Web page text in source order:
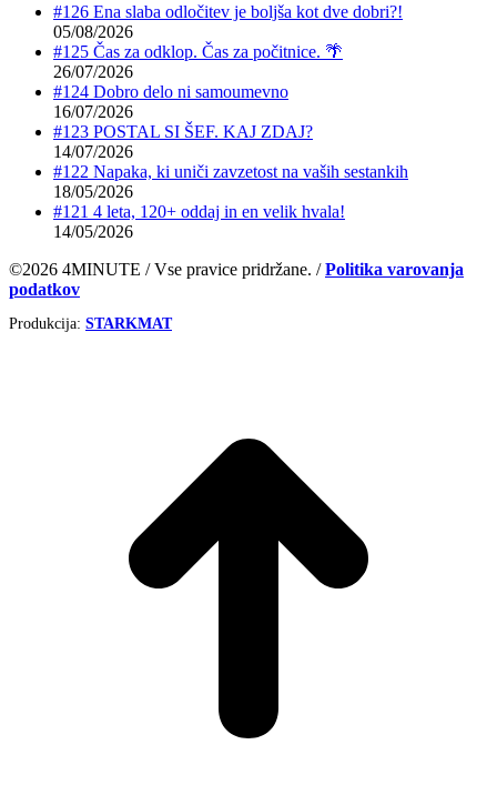
#126 Ena slaba odločitev je boljša kot dve dobri?!
05/08/2026
#125 Čas za odklop. Čas za počitnice. 🌴
26/07/2026
#124 Dobro delo ni samoumevno
16/07/2026
#123 POSTAL SI ŠEF. KAJ ZDAJ?
14/07/2026
#122 Napaka, ki uniči zavzetost na vaših sestankih
18/05/2026
#121 4 leta, 120+ oddaj in en velik hvala!
14/05/2026
©2026 4MINUTE / Vse pravice pridržane. /Politika varovanja
podatkov
Produkcija: STARKMAT